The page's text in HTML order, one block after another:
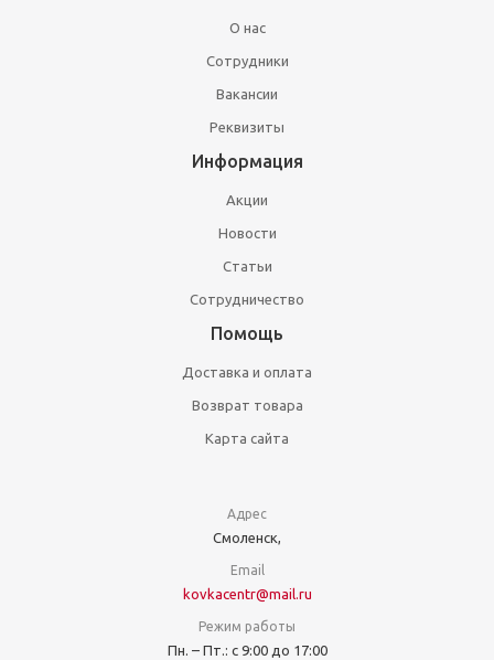
О нас
Сотрудники
Вакансии
Реквизиты
Информация
Акции
Новости
Статьи
Сотрудничество
Помощь
Доставка и оплата
Возврат товара
Карта сайта
Адрес
Смоленск,
Email
kovkacentr@mail.ru
Режим работы
Пн. – Пт.: с 9:00 до 17:00